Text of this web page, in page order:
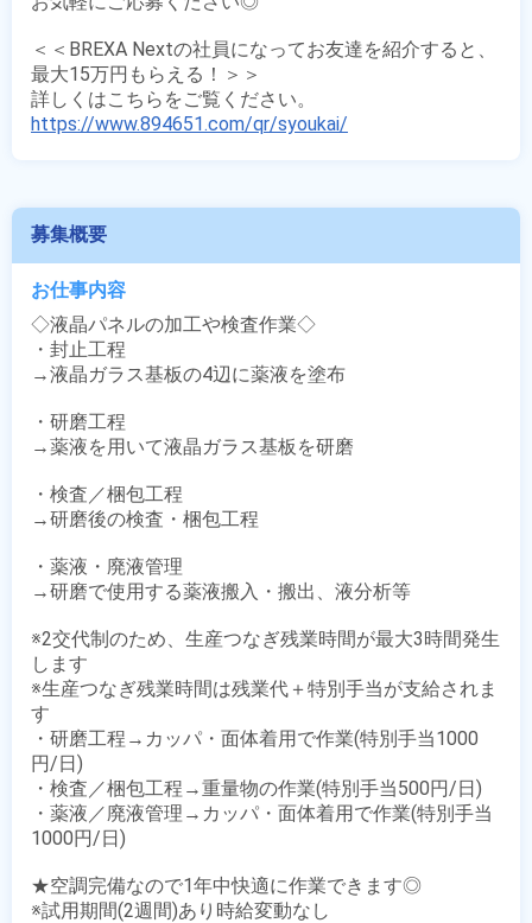
＜＜BREXA Nextの社員になってお友達を紹介すると、
最大15万円もらえる！＞＞
https://www.894651.com/qr/syoukai/
募集概要
お仕事内容
◇液晶パネルの加工や検査作業◇
・封止工程
→液晶ガラス基板の4辺に薬液を塗布
・研磨工程
→薬液を用いて液晶ガラス基板を研磨
・検査／梱包工程
→研磨後の検査・梱包工程
・薬液・廃液管理
→研磨で使用する薬液搬入・搬出、液分析等
※2交代制のため、生産つなぎ残業時間が最大3時間発生
します
※生産つなぎ残業時間は残業代＋特別手当が支給されま
す
・研磨工程→カッパ・面体着用で作業(特別手当1000
円/日)
・検査／梱包工程→重量物の作業(特別手当500円/日)
・薬液／廃液管理→カッパ・面体着用で作業(特別手当
1000円/日)
★空調完備なので1年中快適に作業できます◎
※試用期間(2週間)あり時給変動なし